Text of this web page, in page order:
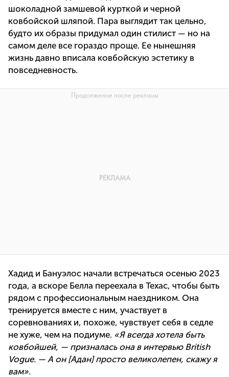
шоколадной замшевой курткой и черной
ковбойской шляпой. Пара выглядит так цельно,
будто их образы придумал один стилист — но на
самом деле все гораздо проще. Ее нынешняя
жизнь давно вписала ковбойскую эстетику в
повседневность.
Хадид и Бануэлос начали встречаться осенью 2023
года, а вскоре Белла переехала в Техас, чтобы быть
рядом с профессиональным наездником. Она
тренируется вместе с ним, участвует в
соревнованиях и, похоже, чувствует себя в седле
не хуже, чем на подиуме. «Я всегда хотела быть
ковбойшей, — призналась она в интервью British
Vogue. — А он [Адан] просто великолепен, скажу я
вам».